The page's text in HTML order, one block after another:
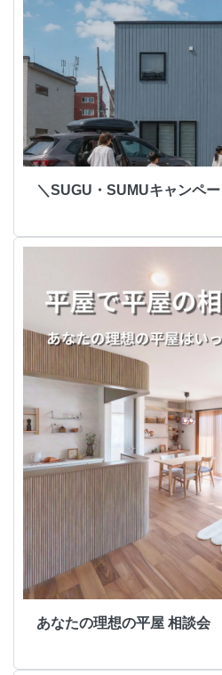
＼SUGU・SUMUキャンペ
あなたの理想の平屋 相談会